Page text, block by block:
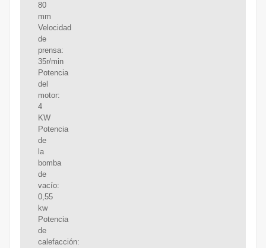
80
mm
Velocidad
de
prensa:
35r/min
Potencia
del
motor:
4
KW
Potencia
de
la
bomba
de
vacío:
0,55
kw
Potencia
de
calefacción: